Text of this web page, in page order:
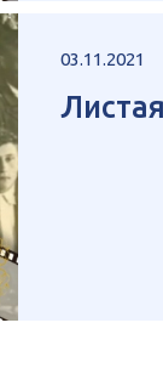
03.11.2021